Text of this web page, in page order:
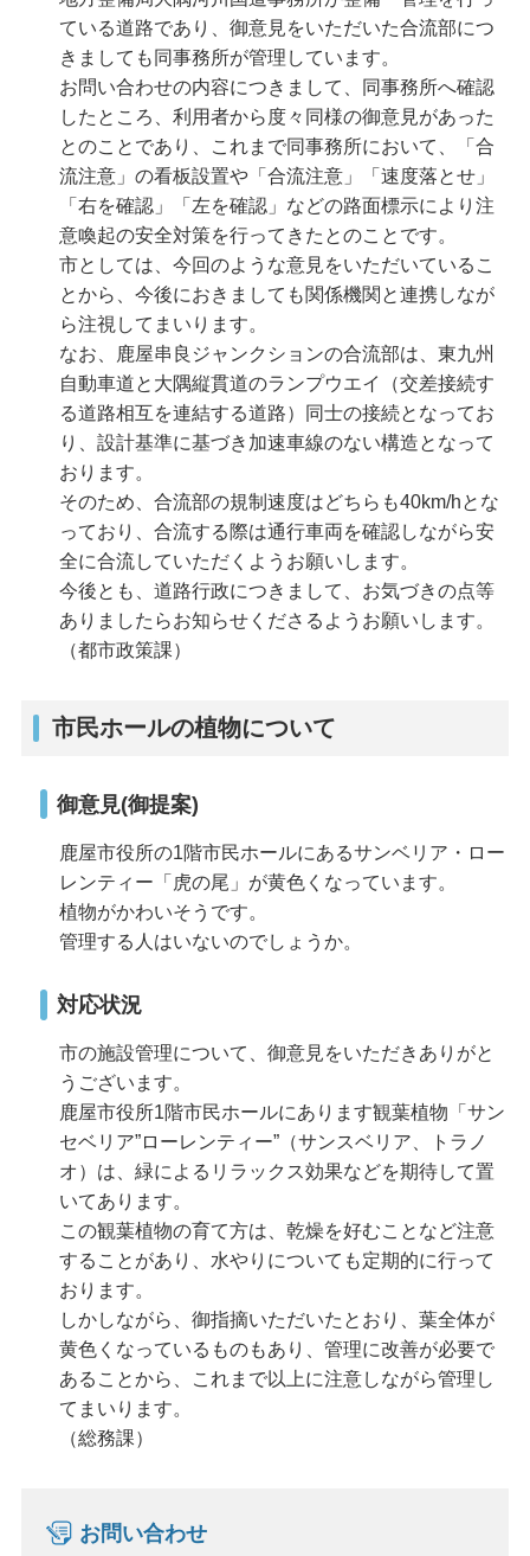
ている道路であり、御意見をいただいた合流部につ
きましても同事務所が管理しています。
お問い合わせの内容につきまして、同事務所へ確認
したところ、利用者から度々同様の御意見があった
とのことであり、これまで同事務所において、「合
流注意」の看板設置や「合流注意」「速度落とせ」
「右を確認」「左を確認」などの路面標示により注
意喚起の安全対策を行ってきたとのことです。
市としては、今回のような意見をいただいているこ
とから、今後におきましても関係機関と連携しなが
ら注視してまいります。
なお、鹿屋串良ジャンクションの合流部は、東九州
自動車道と大隅縦貫道のランプウエイ（交差接続す
る道路相互を連結する道路）同士の接続となってお
り、設計基準に基づき加速車線のない構造となって
おります。
そのため、合流部の規制速度はどちらも40km/hとな
っており、合流する際は通行車両を確認しながら安
全に合流していただくようお願いします。
今後とも、道路行政につきまして、お気づきの点等
ありましたらお知らせくださるようお願いします。
（都市政策課）
市民ホールの植物について
御意見(御提案)
鹿屋市役所の1階市民ホールにあるサンベリア・ロー
レンティー「虎の尾」が黄色くなっています。
植物がかわいそうです。
管理する人はいないのでしょうか。
対応状況
市の施設管理について、御意見をいただきありがと
うございます。
鹿屋市役所1階市民ホールにあります観葉植物「サン
セベリア”ローレンティー”（サンスベリア、トラノ
オ）は、緑によるリラックス効果などを期待して置
いてあります。
この観葉植物の育て方は、乾燥を好むことなど注意
することがあり、水やりについても定期的に行って
おります。
しかしながら、御指摘いただいたとおり、葉全体が
黄色くなっているものもあり、管理に改善が必要で
あることから、これまで以上に注意しながら管理し
てまいります。
（総務課）
お問い合わせ